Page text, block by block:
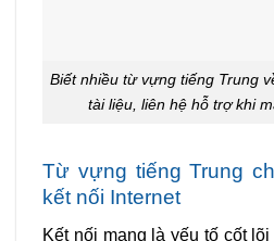
Biết nhiều từ vựng tiếng Trung
tài liệu, liên hệ hỗ trợ khi
Từ vựng tiếng Trung
kết nối Internet
Kết nối mạng là yếu tố cốt